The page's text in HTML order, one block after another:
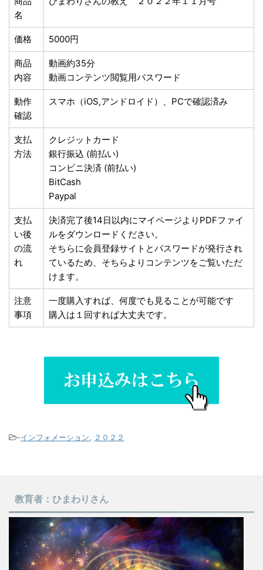
名
価格 5000円
商品
内容
動画約35分
動画コンテンツ閲覧用パスワード
動作
確認
スマホ（iOS,アンドロイド）、PCで確認済み
支払
方法
クレジットカード
銀行振込 (前払い)
コンビニ決済 (前払い)
BitCash
Paypal
支払
い後
の流
れ
決済完了後14日以内にマイページよりPDFファイ
ルをダウンロードください。
そちらに会員登録サイトとパスワードが発行され
ているため、そちらよりコンテンツをご覧いただ
けます。
注意
事項
一度購入すれば、何度でも見ることが可能です
購入は１回すれば大丈夫です。
-インフォメーション, ２０２２
教育者：ひまわりさん